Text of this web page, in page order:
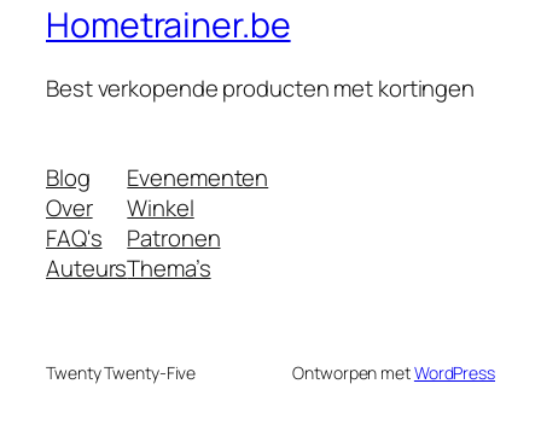
Hometrainer.be
Best verkopende producten met kortingen
Blog
Over
FAQ's
Auteurs
Evenementen
Winkel
Patronen
Thema’s
Twenty Twenty-Five Ontworpen metWordPress